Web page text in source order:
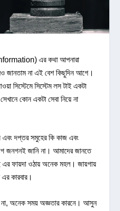
এর কথা আপনারা
জানতাম না এই বেশ কিছুদিন আগে।
সিস্টেমে সিস্টেম লস টাই একটা
কোন একটা সেবা নিয়ে না
এবং দপ্তর সমুহের কি কাজ এবং
জনগনই জানি না। আমাদের জানতে
এর ফায়দা ওঠায় অনেক মহল। জায়গায়
কারবার।
না, অনেক সময় অজ্ঞতার কারনে। আসুন